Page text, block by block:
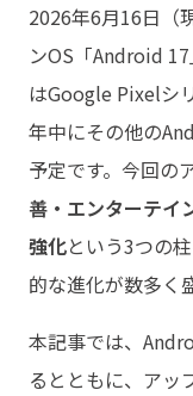
2026年6月16日（
ンOS「Android
はGoogle Pixelシ
年中にその他の
予定です。今回の
善・エンターテイ
強化という3つの
的な進化が数多く
本記事では、
るとともに、アッ